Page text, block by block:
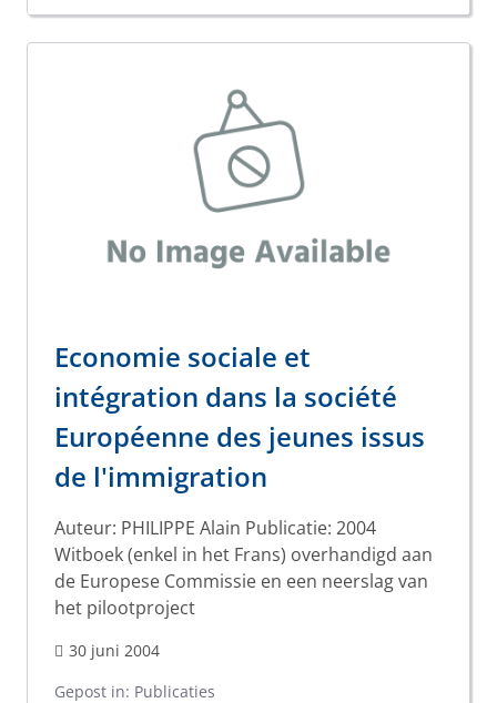
Economie sociale et
intégration dans la société
Européenne des jeunes issus
de l'immigration
Auteur: PHILIPPE Alain Publicatie: 2004
Witboek (enkel in het Frans) overhandigd aan
de Europese Commissie en een neerslag van
het pilootproject
30 juni 2004
Gepost in: Publicaties